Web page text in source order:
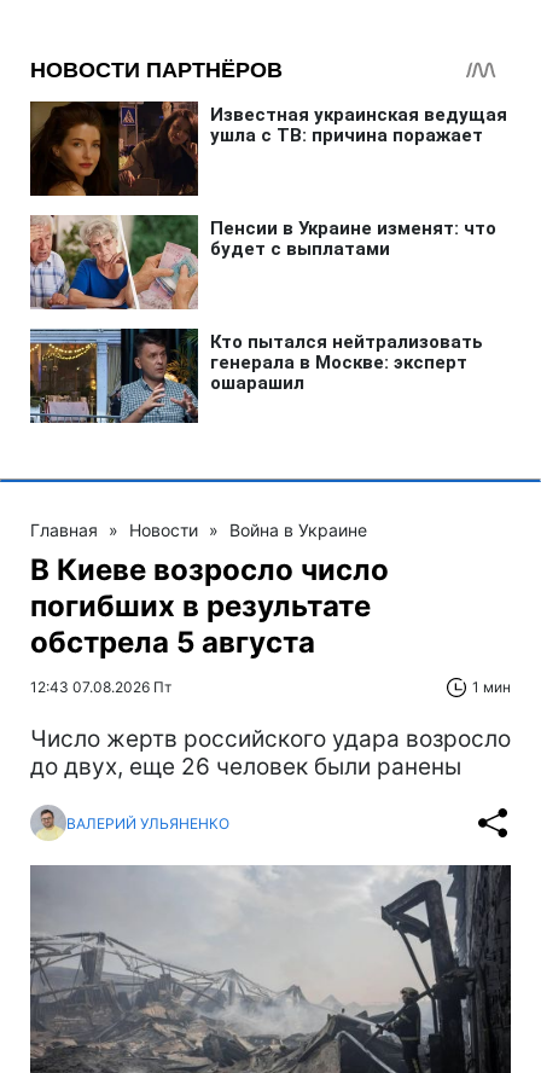
Главная » Новости » Война в Украине
В Киеве возросло число
погибших в результате
обстрела 5 августа
12:43 07.08.2026 Пт 1 мин
Число жертв российского удара возросло
до двух, еще 26 человек были ранены
ВАЛЕРИЙ УЛЬЯНЕНКО